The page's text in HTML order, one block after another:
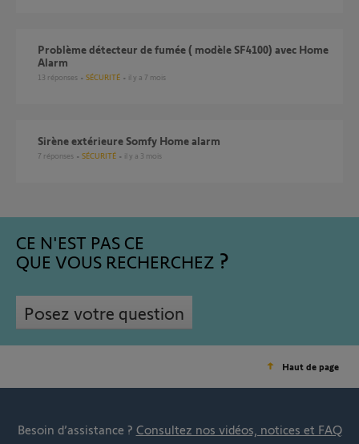
Problème détecteur de fumée ( modèle SF4100) avec Home
Alarm
13 réponses SÉCURITÉ il y a 7 mois
Sirène extérieure Somfy Home alarm
7 réponses SÉCURITÉ il y a 3 mois
CE N'EST PAS CE
QUE VOUS RECHERCHEZ
Posez votre question
Haut de page
Besoin d’assistance ? Consultez nos vidéos, notices et FAQ